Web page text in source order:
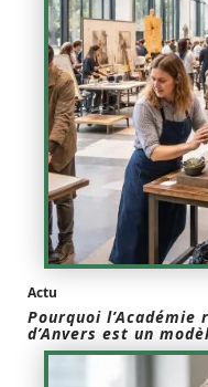
Actu
Pourquoi l’Académie
d’Anvers est un